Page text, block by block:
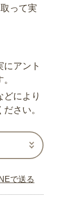
って実
アント
により
さい。
で送る